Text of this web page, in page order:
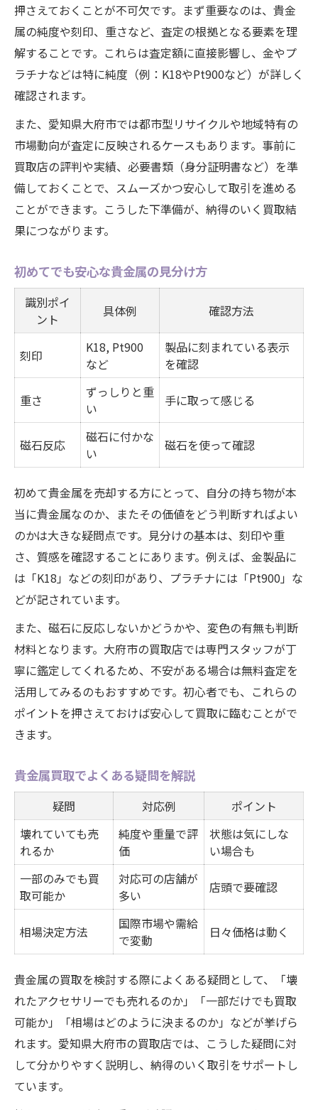
活用したい便利な無料査定サービス
買取時に役立つチェックポイント集
大府市の貴金属買取で損をしないコツ
押さえておくことが不可欠です。まず重要なのは、貴金
属の純度や刻印、重さなど、査定の根拠となる要素を理
解することです。これらは査定額に直接影響し、金やプ
ラチナなどは特に純度（例：K18やPt900など）が詳しく
確認されます。
また、愛知県大府市では都市型リサイクルや地域特有の
市場動向が査定に反映されるケースもあります。事前に
買取店の評判や実績、必要書類（身分証明書など）を準
備しておくことで、スムーズかつ安心して取引を進める
ことができます。こうした下準備が、納得のいく買取結
果につながります。
初めてでも安心な貴金属の見分け方
識別ポイ
ント
具体例 確認方法
刻印
K18, Pt900
など
製品に刻まれている表示
を確認
重さ
ずっしりと重
い
手に取って感じる
磁石反応
磁石に付かな
い
磁石を使って確認
初めて貴金属を売却する方にとって、自分の持ち物が本
当に貴金属なのか、またその価値をどう判断すればよい
のかは大きな疑問点です。見分けの基本は、刻印や重
さ、質感を確認することにあります。例えば、金製品に
は「K18」などの刻印があり、プラチナには「Pt900」な
どが記されています。
また、磁石に反応しないかどうかや、変色の有無も判断
材料となります。大府市の買取店では専門スタッフが丁
寧に鑑定してくれるため、不安がある場合は無料査定を
活用してみるのもおすすめです。初心者でも、これらの
ポイントを押さえておけば安心して買取に臨むことがで
きます。
貴金属買取でよくある疑問を解説
疑問 対応例
ポイント
壊れていても売
れるか
純度や重量で評
価
状態は気にしな
い場合も
一部のみでも買
取可能か
対応可の店舗が
多い
店頭で要確認
相場決定方法
国際市場や需給
で変動
日々価格は動く
貴金属の買取を検討する際によくある疑問として、「壊
れたアクセサリーでも売れるのか」「一部だけでも買取
可能か」「相場はどのように決まるのか」などが挙げら
れます。愛知県大府市の買取店では、こうした疑問に対
して分かりやすく説明し、納得のいく取引をサポートし
ています。